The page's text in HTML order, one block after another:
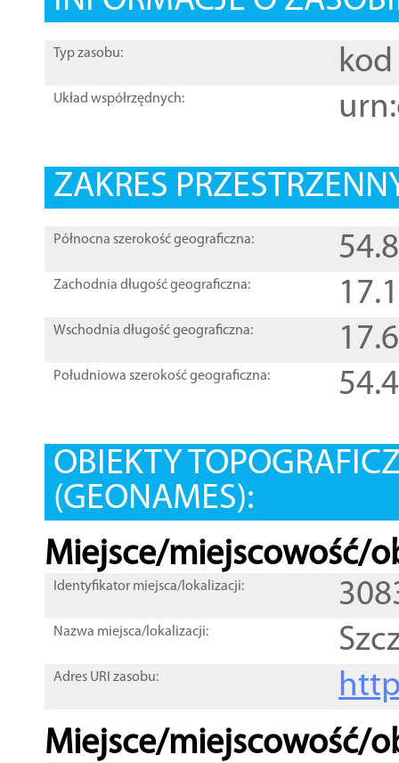
Typ zasobu: kod
Układ współrzędnych:
ZAKRES
Północna szerokość geograficzna:
Zachodnia długość geograficzna:
Wschodnia długość geograficzna:
Południowa szerokość geograficzna:
OBIEKTY
(GEONAMES):
Miejsce/miejscowość/
Identyfikator miejsca/lokalizacji:
Nazwa miejsca/lokalizacji:
Adres URI zasobu:
Miejsce/miejscowość/